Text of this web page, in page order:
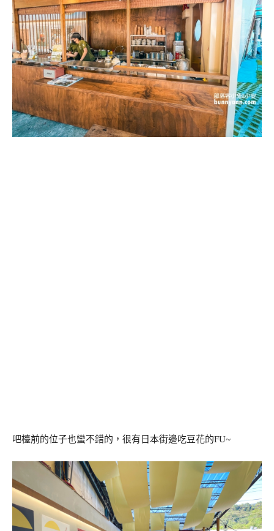
吧檯前的位子也蠻不錯的，很有日本街邊吃豆花的FU~